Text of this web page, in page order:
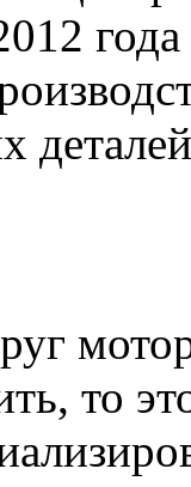
то